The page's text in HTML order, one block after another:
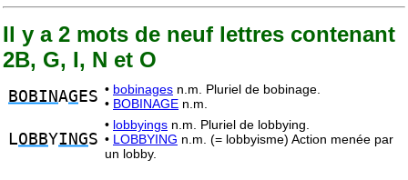
Il y a 2 mots de neuf lettres contenant
2B, G, I, N et O
BOBINAG ES • bobinages n.m. Pluriel de bobinage.
• BOBINAGE n.m.
LOBBYINGS
• lobbyings n.m. Pluriel de lobbying.
• LOBBYING n.m. (= lobbyisme) Action menée par
un lobby.